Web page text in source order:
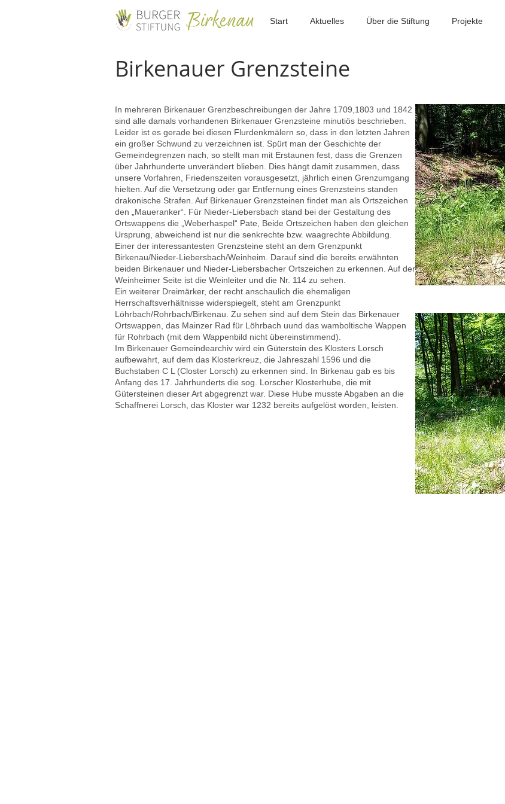
Start Aktuelles Über die Stiftung Projekte
Birkenauer Grenzsteine
In mehreren Birkenauer Grenzbeschreibungen der Jahre 1709,1803 und 1842
sind alle damals vorhandenen Birkenauer Grenzsteine minutiös beschrieben.
Leider ist es gerade bei diesen Flurdenkmälern so, dass in den letzten Jahren
ein großer Schwund zu verzeichnen ist. Spürt man der Geschichte der
Gemeindegrenzen nach, so stellt man mit Erstaunen fest, dass die Grenzen
über Jahrhunderte unverändert blieben. Dies hängt damit zusammen, dass
unsere Vorfahren, Friedenszeiten vorausgesetzt, jährlich einen Grenzumgang
hielten. Auf die Versetzung oder gar Entfernung eines Grenzsteins standen
drakonische Strafen. Auf Birkenauer Grenzsteinen findet man als Ortszeichen
den „Maueranker“. Für Nieder-Liebersbach stand bei der Gestaltung des
Ortswappens die „Weberhaspel“ Pate, Beide Ortszeichen haben den gleichen
Ursprung, abweichend ist nur die senkrechte bzw. waagrechte Abbildung.
Einer der interessantesten Grenzsteine steht an dem Grenzpunkt
Birkenau/Nieder-Liebersbach/Weinheim. Darauf sind die bereits erwähnten
beiden Birkenauer und Nieder-Liebersbacher Ortszeichen zu erkennen. Auf der
Weinheimer Seite ist die Weinleiter und die Nr. 114 zu sehen.
Ein weiterer Dreimärker, der recht anschaulich die ehemaligen
Herrschaftsverhältnisse widerspiegelt, steht am Grenzpunkt
Löhrbach/Rohrbach/Birkenau. Zu sehen sind auf dem Stein das Birkenauer
Ortswappen, das Mainzer Rad für Löhrbach uund das wamboltische Wappen
für Rohrbach (mit dem Wappenbild nicht übereinstimmend).
Im Birkenauer Gemeindearchiv wird ein Güterstein des Klosters Lorsch
aufbewahrt, auf dem das Klosterkreuz, die Jahreszahl 1596 und die
Buchstaben C L (Closter Lorsch) zu erkennen sind. In Birkenau gab es bis
Anfang des 17. Jahrhunderts die sog. Lorscher Klosterhube, die mit
Gütersteinen dieser Art abgegrenzt war. Diese Hube musste Abgaben an die
Schaffnerei Lorsch, das Kloster war 1232 bereits aufgelöst worden, leisten.